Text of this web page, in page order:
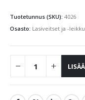
Tuotetunnus (SKU): 4026
Osasto: Lasiveitset ja -